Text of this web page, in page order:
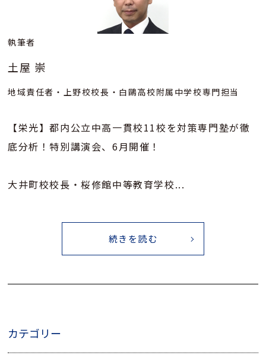
執筆者
土屋 崇
地域責任者・上野校校長・白鷗高校附属中学校専門担当
【栄光】都内公立中高一貫校11校を対策専門塾が徹
底分析！特別講演会、6月開催！
大井町校校長・桜修館中等教育学校...
続きを読む
カテゴリー